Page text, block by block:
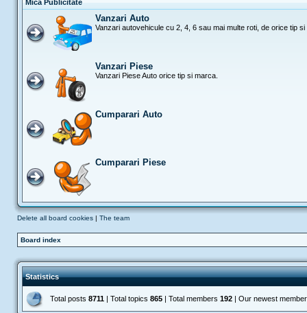
Mica Publicitate
Vanzari Auto
Vanzari autovehicule cu 2, 4, 6 sau mai multe roti, de orice tip
Vanzari Piese
Vanzari Piese Auto orice tip si marca.
Cumparari Auto
Cumparari Piese
Delete all board cookies | The team
Board index
Statistics
Total posts 8711 | Total topics 865 | Total members 192 | Our newest